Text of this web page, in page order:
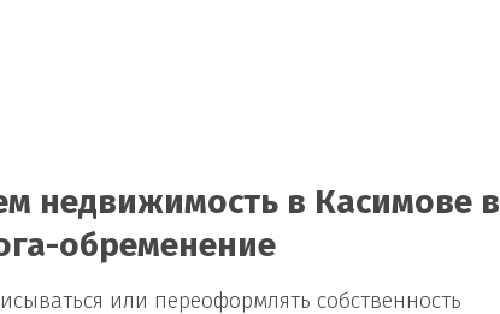
недвижимость в Касимове в
обременение
или переоформлять собственность